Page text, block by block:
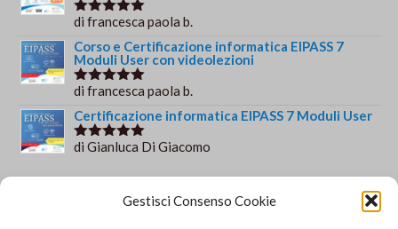
Gestisci Consenso Cookie
Valutato5
di francesca paola b.
Corso e Certificazione informatica EIPASS 7
Moduli User con videolezioni
Valutato5
di francesca paola b.
Certificazione informatica EIPASS 7 Moduli User
Valutato5
di Gianluca Di Giacomo